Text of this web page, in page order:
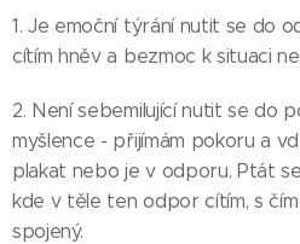
1. Je emoční týrání nutit se do
cítím hněv a bezmoc k situaci
2. Není sebemilující nutit se do
myšlence - přijímám pokoru a
plakat nebo je v odporu. Ptát
kde v těle ten odpor cítím, s
spojený.